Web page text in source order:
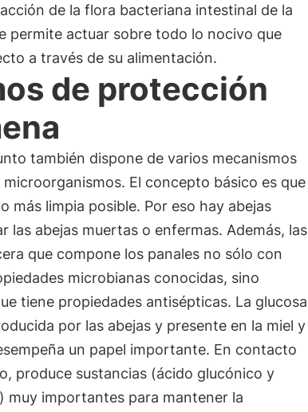
de la flora bacteriana intestinal de la
permite actuar sobre todo lo nocivo que
a través de su alimentación.
de protección
también dispone de varios mecanismos
El concepto básico es que
más limpia posible. Por eso hay abejas
las abejas muertas o enfermas. Además, las
que compone los panales no sólo con
microbianas conocidas, sino
tiene propiedades antisépticas. La glucosa
por las abejas y presente en la miel y
un papel importante. En contacto
produce sustancias (ácido glucónico y
muy importantes para mantener la